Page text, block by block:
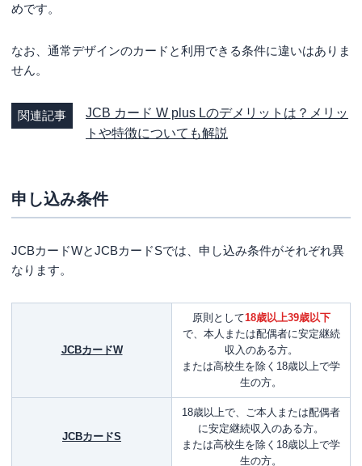
めです。
なお、通常デザインのカードと利用できる条件に違いはありま
せん。
関連記事
JCB カード W plus Lのデメリットは？メリッ
トや特徴についても解説
申し込み条件
JCBカードWとJCBカードSでは、申し込み条件がそれぞれ異
なります。
JCBカードW
原則として18歳以上39歳以下
で、本人または配偶者に安定継続
収入のある方。
または高校生を除く18歳以上で学
生の方。
JCBカードS
18歳以上で、ご本人または配偶者
に安定継続収入のある方。
または高校生を除く18歳以上で学
生の方。